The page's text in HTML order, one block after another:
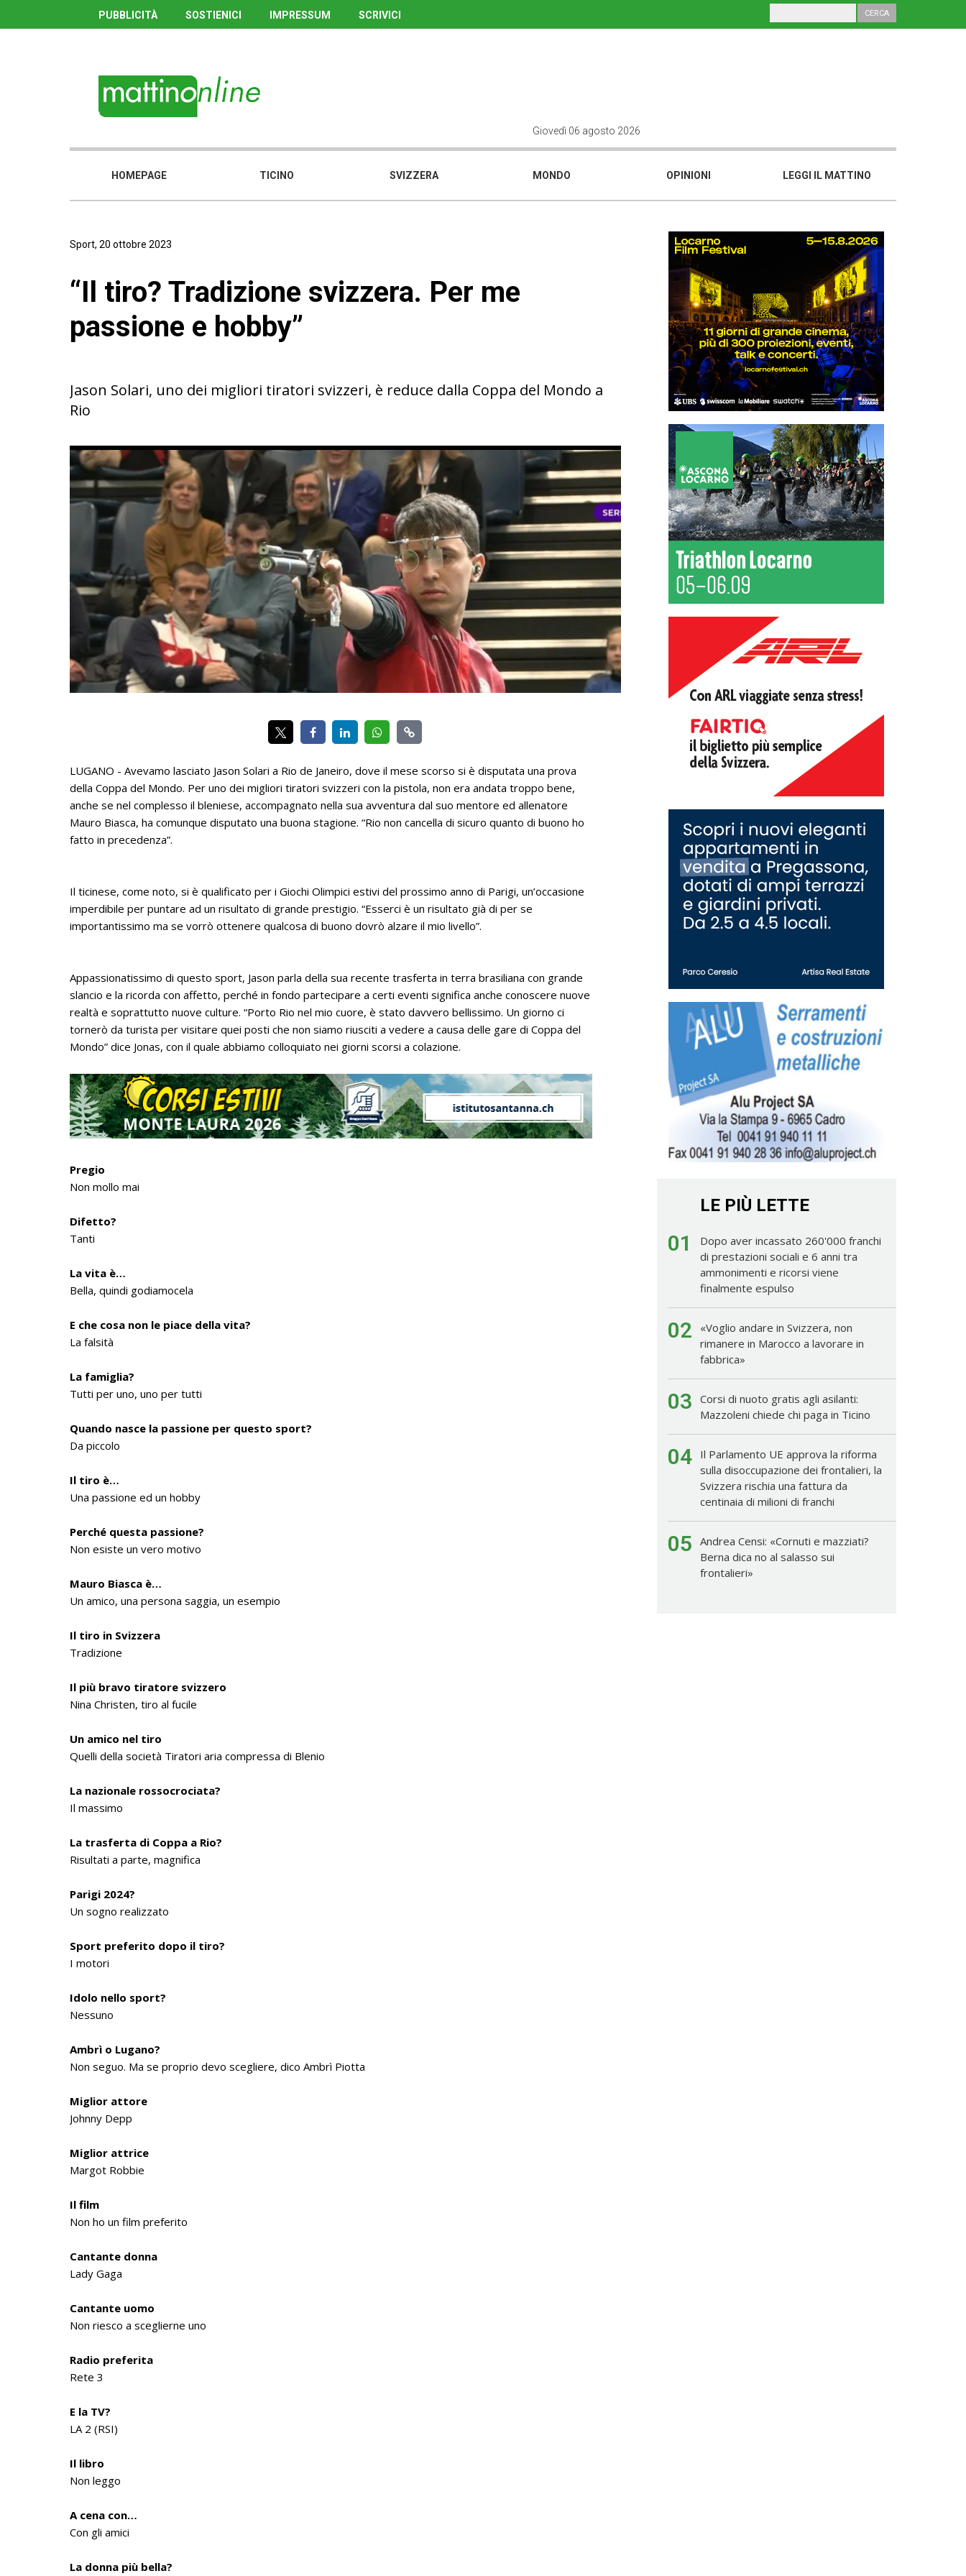
PUBBLICITÀ SOSTIENICI IMPRESSUM SCRIVICI
Giovedì 06 agosto 2026
HOMEPAGE TICINO SVIZZERA MONDO OPINIONI LEGGI IL MATTINO
Sport, 20 ottobre 2023
“Il tiro? Tradizione svizzera. Per me
passione e hobby”
Jason Solari, uno dei migliori tiratori svizzeri, è reduce dalla Coppa del Mondo a
Rio
LUGANO - Avevamo lasciato Jason Solari a Rio de Janeiro, dove il mese scorso si è disputata una prova
della Coppa del Mondo. Per uno dei migliori tiratori svizzeri con la pistola, non era andata troppo bene,
anche se nel complesso il bleniese, accompagnato nella sua avventura dal suo mentore ed allenatore
Mauro Biasca, ha comunque disputato una buona stagione. “Rio non cancella di sicuro quanto di buono ho
fatto in precedenza”.
Il ticinese, come noto, si è qualificato per i Giochi Olimpici estivi del prossimo anno di Parigi, un’occasione
imperdibile per puntare ad un risultato di grande prestigio. “Esserci è un risultato già di per se
importantissimo ma se vorrò ottenere qualcosa di buono dovrò alzare il mio livello”.
Appassionatissimo di questo sport, Jason parla della sua recente trasferta in terra brasiliana con grande
slancio e la ricorda con affetto, perché in fondo partecipare a certi eventi significa anche conoscere nuove
realtà e soprattutto nuove culture. “Porto Rio nel mio cuore, è stato davvero bellissimo. Un giorno ci
tornerò da turista per visitare quei posti che non siamo riusciti a vedere a causa delle gare di Coppa del
Mondo” dice Jonas, con il quale abbiamo colloquiato nei giorni scorsi a colazione.
Pregio
Non mollo mai
Difetto?
Tanti
La vita è…
Bella, quindi godiamocela
E che cosa non le piace della vita?
La falsità
La famiglia?
Tutti per uno, uno per tutti
Quando nasce la passione per questo sport?
Da piccolo
Il tiro è…
Una passione ed un hobby
Perché questa passione?
Non esiste un vero motivo
Mauro Biasca è…
Un amico, una persona saggia, un esempio
Il tiro in Svizzera
Tradizione
Il più bravo tiratore svizzero
Nina Christen, tiro al fucile
Un amico nel tiro
Quelli della società Tiratori aria compressa di Blenio
La nazionale rossocrociata?
Il massimo
La trasferta di Coppa a Rio?
Risultati a parte, magnifica
Parigi 2024?
Un sogno realizzato
Sport preferito dopo il tiro?
I motori
Idolo nello sport?
Nessuno
Ambrì o Lugano?
Non seguo. Ma se proprio devo scegliere, dico Ambrì Piotta
Miglior attore
Johnny Depp
Miglior attrice
Margot Robbie
Il film
Non ho un film preferito
Cantante donna
Lady Gaga
Cantante uomo
Non riesco a sceglierne uno
Radio preferita
Rete 3
E la TV?
LA 2 (RSI)
Il libro
Non leggo
A cena con…
Con gli amici
La donna più bella?
LE PIÙ LETTE
01
Dopo aver incassato 260'000 franchi
di prestazioni sociali e 6 anni tra
ammonimenti e ricorsi viene
finalmente espulso
02
«Voglio andare in Svizzera, non
rimanere in Marocco a lavorare in
fabbrica»
03 Corsi di nuoto gratis agli asilanti:
Mazzoleni chiede chi paga in Ticino
04
Il Parlamento UE approva la riforma
sulla disoccupazione dei frontalieri, la
Svizzera rischia una fattura da
centinaia di milioni di franchi
05 Andrea Censi: «Cornuti e mazziati?
Berna dica no al salasso sui
frontalieri»